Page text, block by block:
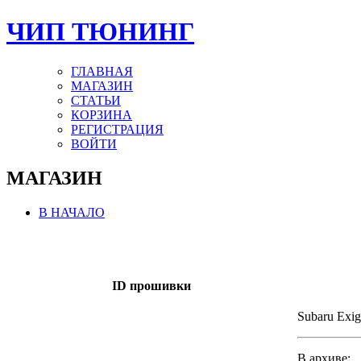
ЧИП ТЮНИНГ
ГЛАВНАЯ
МАГАЗИН
СТАТЬИ
КОРЗИНА
РЕГИСТРАЦИЯ
ВОЙТИ
МАГАЗИН
В НАЧАЛО
ID прошивки
Subaru
В архиве: